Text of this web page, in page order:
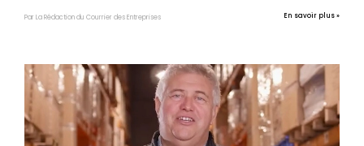
Par La Rédaction du Courrier des Entreprises En savoir plus »